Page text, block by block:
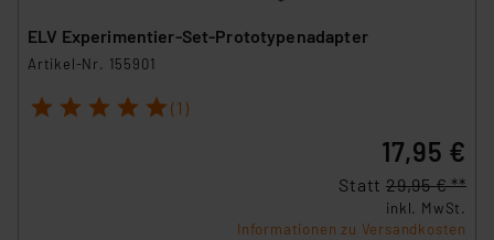
ELV Experimentier-Set-Prototypenadapter
Artikel-Nr. 155901
1 2 3 4 5 (1)
17,95 €
Statt 29,95 € **
inkl. MwSt.
Informationen zu Versandkosten